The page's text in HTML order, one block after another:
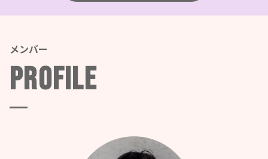
メンバー
Profile